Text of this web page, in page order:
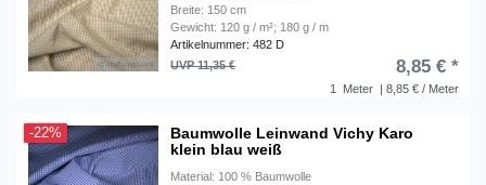
Breite: 150 cm
Gewicht: 120 g / m²; 180 g / m
Artikelnummer: 482 D
1 Meter | 8,85 € / Meter
UVP 11,35 € 8,85 € *
-22%
Baumwolle Leinwand Vichy Karo
klein blau weiß
Material: 100 % Baumwolle